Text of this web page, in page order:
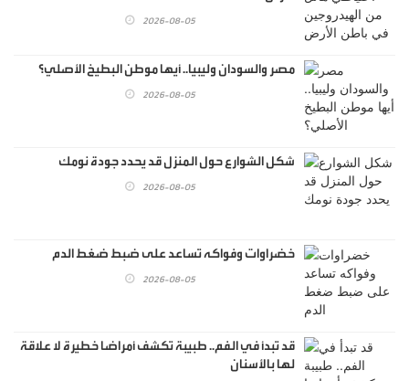
2026-08-05
مصر والسودان وليبيا.. أيها موطن البطيخ الأصلي؟
2026-08-05
شكل الشوارع حول المنزل قد يحدد جودة نومك
2026-08-05
خضراوات وفواكه تساعد على ضبط ضغط الدم
2026-08-05
قد تبدأ في الفم.. طبيبة تكشف أمراضا خطيرة لا علاقة
لها بالأسنان